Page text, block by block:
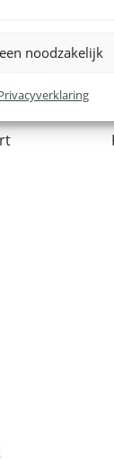
noodzakelijk